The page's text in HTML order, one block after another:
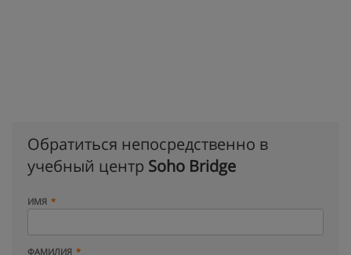
Обратиться непосредственно в
учебный центр Soho Bridge
ИМЯ
ФАМИЛИЯ